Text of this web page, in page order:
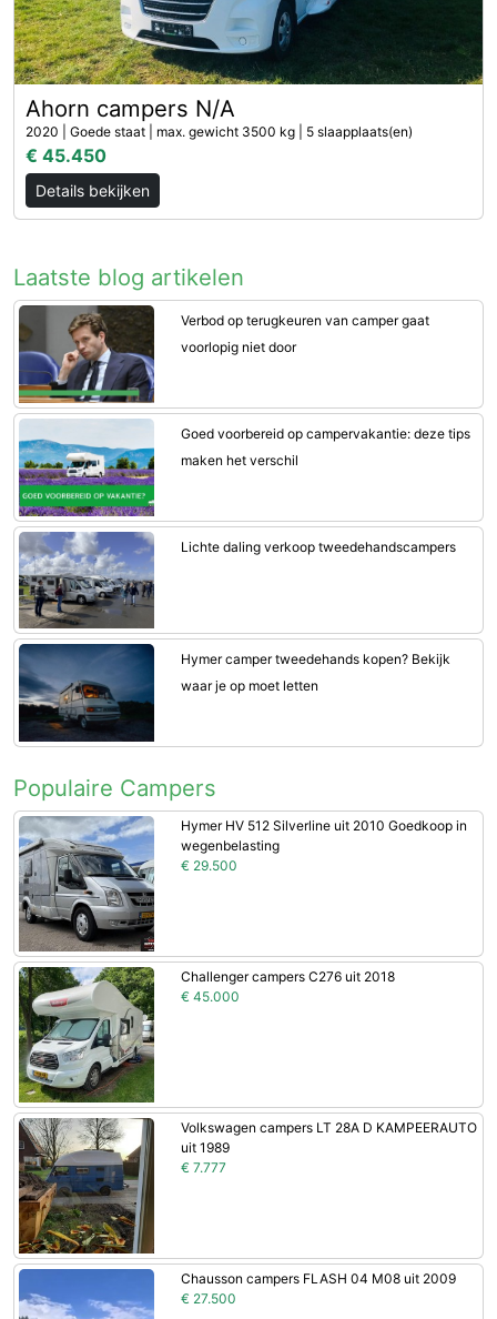
Ahorn campers N/A
2020 | Goede staat | max. gewicht 3500 kg | 5 slaapplaats(en)
€ 45.450
Details bekijken
Laatste blog artikelen
Verbod op terugkeuren van camper gaat
voorlopig niet door
Goed voorbereid op campervakantie: deze tips
maken het verschil
Lichte daling verkoop tweedehandscampers
Hymer camper tweedehands kopen? Bekijk
waar je op moet letten
Populaire Campers
Hymer HV 512 Silverline uit 2010 Goedkoop in
wegenbelasting
€ 29.500
Challenger campers C276 uit 2018
€ 45.000
Volkswagen campers LT 28A D KAMPEERAUTO
uit 1989
€ 7.777
Chausson campers FLASH 04 M08 uit 2009
€ 27.500